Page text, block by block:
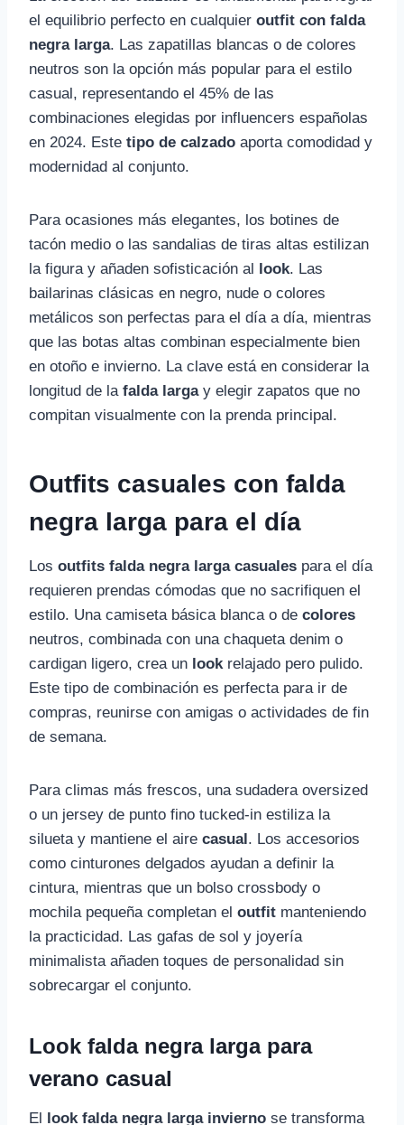
el equilibrio perfecto en cualquier outfit con falda
negra larga. Las zapatillas blancas o de colores
neutros son la opción más popular para el estilo
casual, representando el 45% de las
combinaciones elegidas por influencers españolas
en 2024. Este tipo de calzado aporta comodidad y
modernidad al conjunto.
Para ocasiones más elegantes, los botines de
tacón medio o las sandalias de tiras altas estilizan
la figura y añaden sofisticación al look. Las
bailarinas clásicas en negro, nude o colores
metálicos son perfectas para el día a día, mientras
que las botas altas combinan especialmente bien
en otoño e invierno. La clave está en considerar la
longitud de la falda largay elegir zapatos que no
compitan visualmente con la prenda principal.
Outfits casuales con falda
negra larga para el día
Los outfits falda negra larga casuales para el día
requieren prendas cómodas que no sacrifiquen el
estilo. Una camiseta básica blanca o de colores
neutros, combinada con una chaqueta denim o
cardigan ligero, crea un lookrelajado pero pulido.
Este tipo de combinación es perfecta para ir de
compras, reunirse con amigas o actividades de fin
de semana.
Para climas más frescos, una sudadera oversized
o un jersey de punto fino tucked-in estiliza la
silueta y mantiene el aire casual. Los accesorios
como cinturones delgados ayudan a definir la
cintura, mientras que un bolso crossbody o
mochila pequeña completan el outfit manteniendo
la practicidad. Las gafas de sol y joyería
minimalista añaden toques de personalidad sin
sobrecargar el conjunto.
Look falda negra larga para
verano casual
El look falda negra larga invierno se transforma